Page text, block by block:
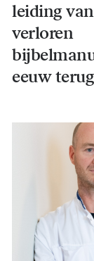
leiding
verloren
eeuw terug